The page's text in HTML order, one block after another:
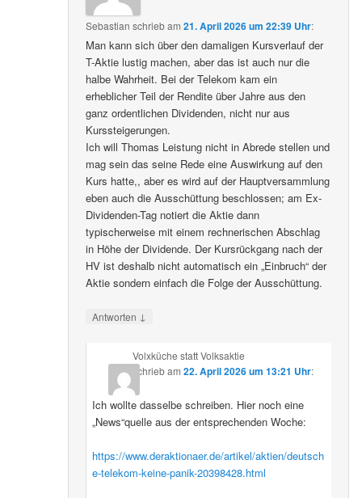
Sebastian schriebam21. April 2026 um 22:39 Uhr:
Man kann sich über den damaligen Kursverlauf der
T-Aktie lustig machen, aber das ist auch nur die
halbe Wahrheit. Bei der Telekom kam ein
erheblicher Teil der Rendite über Jahre aus den
ganz ordentlichen Dividenden, nicht nur aus
Kurssteigerungen.
Ich will Thomas Leistung nicht in Abrede stellen und
mag sein das seine Rede eine Auswirkung auf den
Kurs hatte,, aber es wird auf der Hauptversammlung
eben auch die Ausschüttung beschlossen; am Ex-
Dividenden-Tag notiert die Aktie dann
typischerweise mit einem rechnerischen Abschlag
in Höhe der Dividende. Der Kursrückgang nach der
HV ist deshalb nicht automatisch ein „Einbruch“ der
Aktie sondern einfach die Folge der Ausschüttung.
Antworten ↓
Volxküche statt Volksaktie
schriebam 22. April 2026 um 13:21 Uhr:
Ich wollte dasselbe schreiben. Hier noch eine
„News“quelle aus der entsprechenden Woche:
https://www.deraktionaer.de/artikel/aktien/deutsch
e-telekom-keine-panik-20398428.html